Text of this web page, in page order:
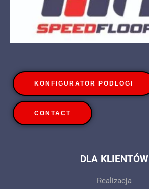
KONFIGURATOR PODLOGI
CONTACT
DLA KLIENTÓW
Realizacja